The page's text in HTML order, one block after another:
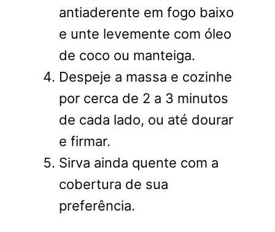
antiaderente em fogo baixo
e unte levemente com óleo
de coco ou manteiga.
Despeje a massa e cozinhe
por cerca de 2 a 3 minutos
de cada lado, ou até dourar
e firmar.
Sirva ainda quente com a
cobertura de sua
preferência.